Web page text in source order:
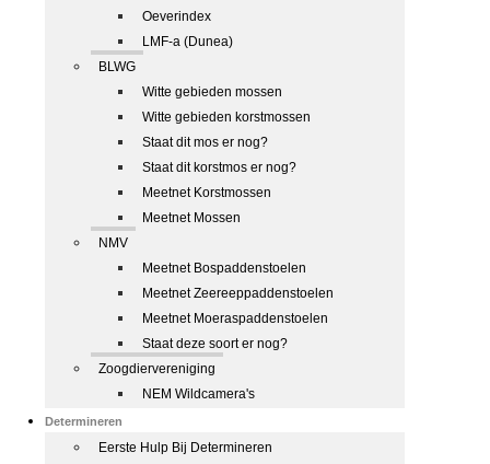
Oeverindex
LMF-a (Dunea)
BLWG
Witte gebieden mossen
Witte gebieden korstmossen
Staat dit mos er nog?
Staat dit korstmos er nog?
Meetnet Korstmossen
Meetnet Mossen
NMV
Meetnet Bospaddenstoelen
Meetnet Zeereeppaddenstoelen
Meetnet Moeraspaddenstoelen
Staat deze soort er nog?
Zoogdiervereniging
NEM Wildcamera's
Determineren
Eerste Hulp Bij Determineren